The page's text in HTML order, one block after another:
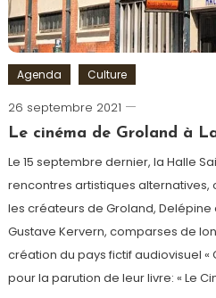
Agenda Culture
26 septembre 2021
Cédric
Cilia
Le cinéma de Groland à
Le 15 septembre dernier, la Halle
rencontres artistiques
les créateurs de Groland,
Gustave Kervern, comparses de
création du pays fictif audiovisuel «
pour la parution de leur livre: « Le